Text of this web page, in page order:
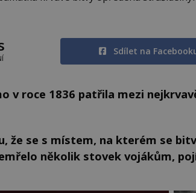
Sdílet na
v roce 1836 patřila mezi
že se s místem, na kterém se
několik stovek vojákům,